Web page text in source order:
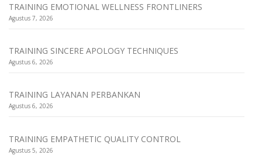
TRAINING EMOTIONAL WELLNESS FRONTLINERS
Agustus 7, 2026
TRAINING SINCERE APOLOGY TECHNIQUES
Agustus 6, 2026
TRAINING LAYANAN PERBANKAN
Agustus 6, 2026
TRAINING EMPATHETIC QUALITY CONTROL
Agustus 5, 2026